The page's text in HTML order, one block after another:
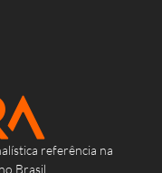
referência na
Brasil